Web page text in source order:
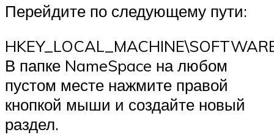
Перейдите по следующему пути:
В папке NameSpace на любом
пустом месте нажмите правой
кнопкой мыши и создайте новый
раздел.